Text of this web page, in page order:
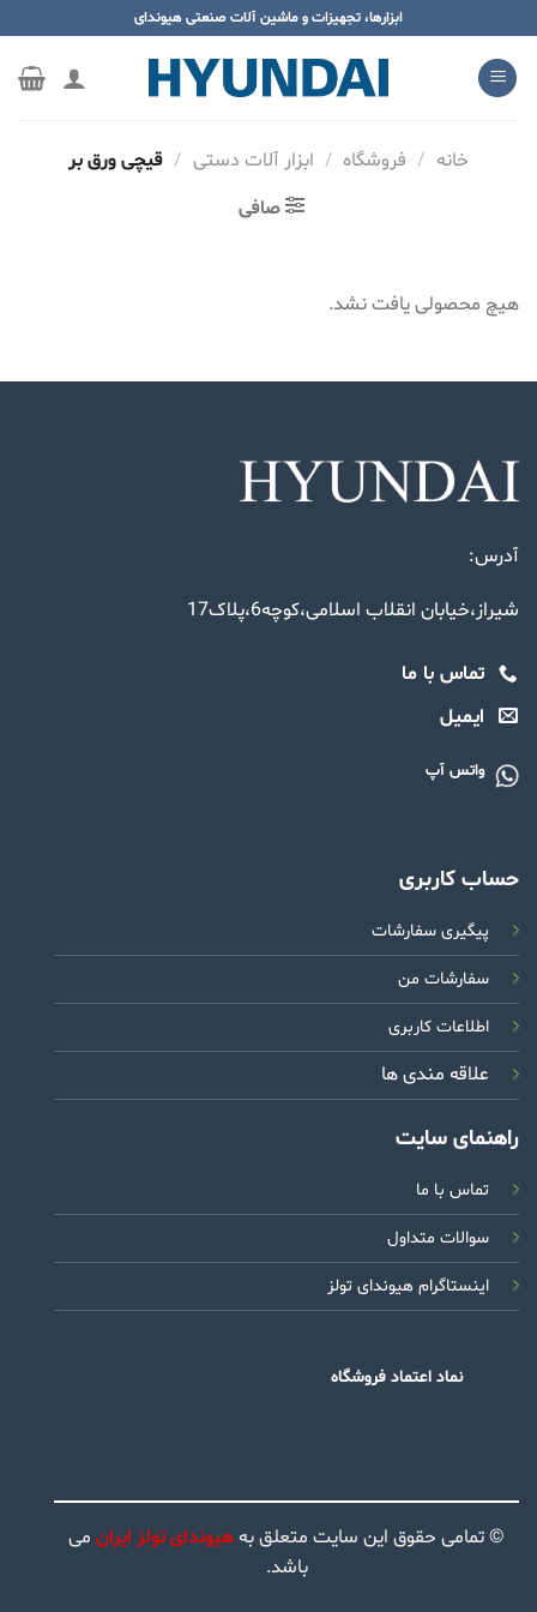
محتوا
بروید
ابزارها، تجهیزات و ماشین آلات صنعتی هیوندای
خانه / فروشگاه / ابزار آلات دستی / قیچی ورق بر
صافی
هیچ محصولی یافت نشد.
آدرس:
شیراز،خیابان انقلاب اسلامی،کوچه6،پلاک17
تماس با ما
ایمیل
واتس آپ
حساب کاربری
پیگیری سفارشات
سفارشات من
اطلاعات کاربری
علاقه مندی ها
راهنمای سایت
تماس با ما
سوالات متداول
اینستاگرام هیوندای تولز
نماد اعتماد فروشگاه
© تمامی حقوق این سایت متعلق به هیوندای تولز ایران می
باشد.